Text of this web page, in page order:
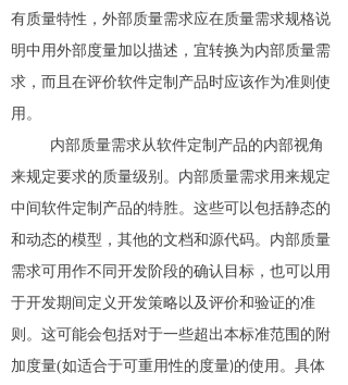
有质量特性，外部质量需求应在质量需求规格说
明中用外部度量加以描述，宜转换为内部质量需
求，而且在评价软件定制产品时应该作为准则使
用。
内部质量需求从软件定制产品的内部视角
来规定要求的质量级别。内部质量需求用来规定
中间软件定制产品的特胜。这些可以包括静态的
和动态的模型，其他的文档和源代码。内部质量
需求可用作不同开发阶段的确认目标，也可以用
于开发期间定义开发策略以及评价和验证的准
则。这可能会包括对于一些超出本标准范围的附
加度量(如适合于可重用性的度量)的使用。具体